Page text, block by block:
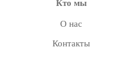
О нас
Контакты